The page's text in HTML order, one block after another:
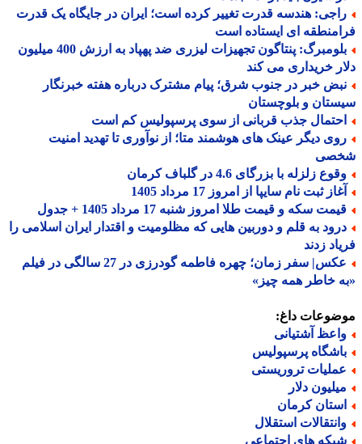
هندسه قدرت تغییر کرده است؛ ایران در جایگاه یک قدرت
ای ایستاده است
بلومبرگ: پنتاگون تجهیزات لیزری ضد پهپاد به ارزش 400 میلیون
خریداری می کند
خبر در جنوب شرق؛ پیام مشترک درباره هفته خبرنگار
و بلوچستان
جذب قربانی از سوی پرسپولیس کم است
دیگر عینک های هوشمند متا؛ از نوآوری تا تهدید امنیت
زلزله با بزرگای 4.6 در گلباف کرمان
ثبت نام سایپا از امروز 17 مرداد 1405
سکه و قیمت طلا امروز شنبه 17 مرداد 1405 + جدول
به قلم و دوربین هایی که مظلومیت و اقتدار ایران اسلامی را
زدند
عکس| سفر زمان؛ چهره فاطمه گودرزی در 27 سالگی در فیلم
خاطر همه چیز»
داغ:
آشتیانی
پرسپولیس
تروریستی
دلار
کرمان
استقلال
های اجتماعی